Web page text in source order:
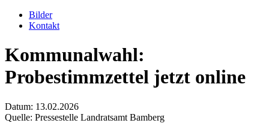
Bilder
Kontakt
Kommunalwahl:
Probestimmzettel jetzt online
Datum: 13.02.2026
Quelle: Pressestelle Landratsamt Bamberg